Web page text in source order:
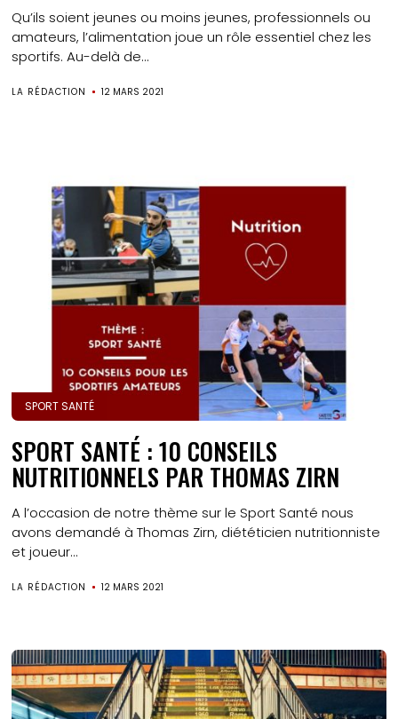
Qu’ils soient jeunes ou moins jeunes, professionnels ou
amateurs, l’alimentation joue un rôle essentiel chez les
sportifs. Au-delà de...
LA RÉDACTION 12 MARS 2021
SPORT SANTÉ
SPORT SANTÉ : 10 CONSEILS
NUTRITIONNELS PAR THOMAS ZIRN
A l’occasion de notre thème sur le Sport Santé nous
avons demandé à Thomas Zirn, diététicien nutritionniste
et joueur...
LA RÉDACTION 12 MARS 2021